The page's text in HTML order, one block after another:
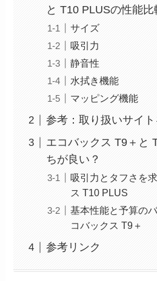
と T10 PLUSの性能比
サイズ
吸引力
静音性
水拭き機能
マッピング機能
参考：取り扱いサイ
エコバックス T9＋と
ちが良い？
吸引力とタフさを
ス T10 PLUS
基本性能と予算の
コバックス T9＋
参考リンク